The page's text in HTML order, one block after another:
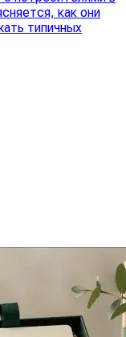
как они
типичных